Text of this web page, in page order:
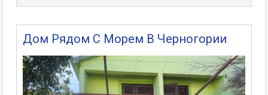
Дом Рядом С Морем В Черногории